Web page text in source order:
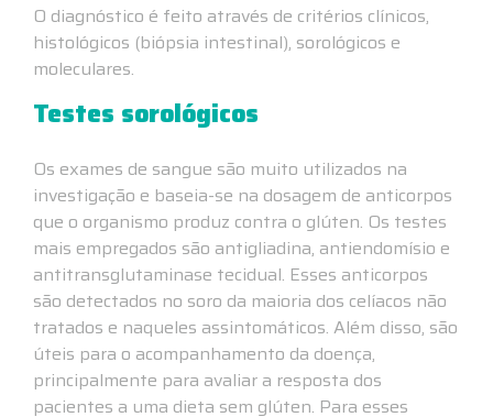
O diagnóstico é feito através de critérios clínicos,
histológicos (biópsia intestinal), sorológicos e
moleculares.
Testes sorológicos
Os exames de sangue são muito utilizados na
investigação e baseia-se na dosagem de anticorpos
que o organismo produz contra o glúten. Os testes
mais empregados são antigliadina, antiendomísio e
antitransglutaminase tecidual. Esses anticorpos
são detectados no soro da maioria dos celíacos não
tratados e naqueles assintomáticos. Além disso, são
úteis para o acompanhamento da doença,
principalmente para avaliar a resposta dos
pacientes a uma dieta sem glúten. Para esses